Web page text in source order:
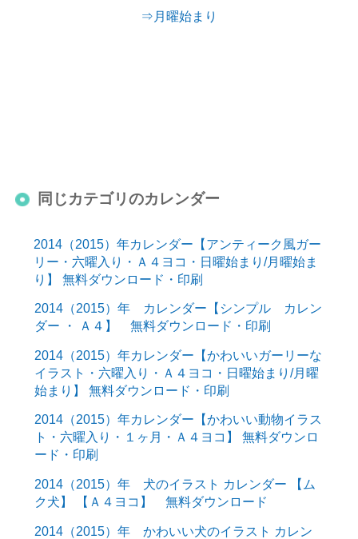
⇒月曜始まり
同じカテゴリのカレンダー
2014（2015）年カレンダー【アンティーク風ガー
リー・六曜入り・Ａ４ヨコ・日曜始まり/月曜始ま
り】 無料ダウンロード・印刷
2014（2015）年 カレンダー【シンプル カレン
ダー ・ Ａ４】 無料ダウンロード・印刷
2014（2015）年カレンダー【かわいいガーリーな
イラスト・六曜入り・Ａ４ヨコ・日曜始まり/月曜
始まり】 無料ダウンロード・印刷
2014（2015）年カレンダー【かわいい動物イラス
ト・六曜入り・１ヶ月・Ａ４ヨコ】 無料ダウンロ
ード・印刷
2014（2015）年 犬のイラスト カレンダー 【ム
ク犬】 【Ａ４ヨコ】 無料ダウンロード
2014（2015）年 かわいい犬のイラスト カレン